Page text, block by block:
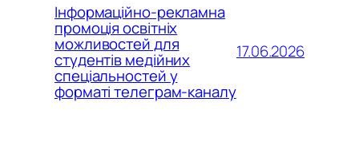
Інформаційно-рекламна
промоція освітніх
можливостей для
студентів медійних
спеціальностей у
форматі телеграм-каналу
17.06.2026